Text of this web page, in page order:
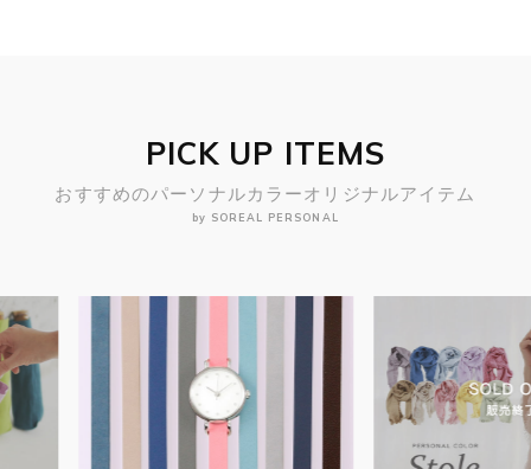
PICK UP ITEMS
おすすめのパーソナルカラーオリジナルアイテム
by SOREAL PERSONAL